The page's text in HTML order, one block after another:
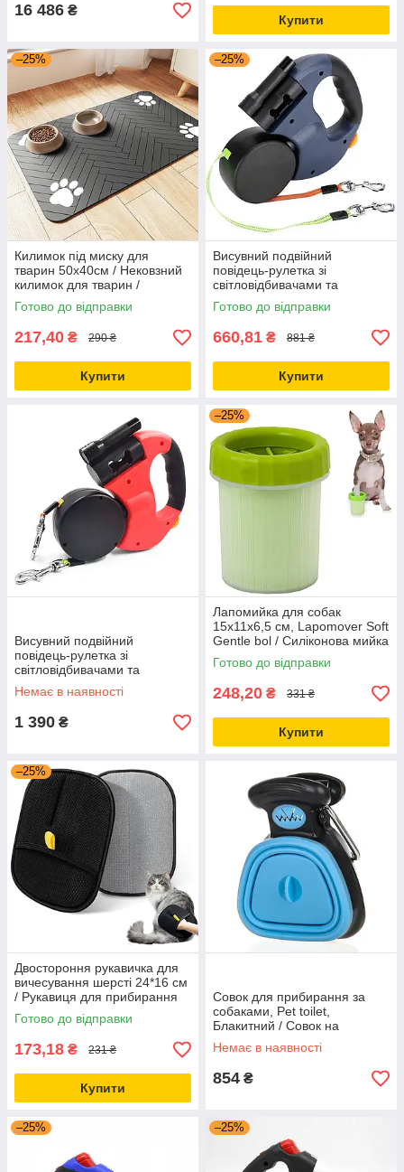
16 486 ₴
Купити
–25%
Килимок під миску для
тварин 50х40см / Нековзний
килимок для тварин /
Килимок-підставка під миски
Готово до відправки
217,40 ₴ 290 ₴
Купити
–25%
Висувний подвійний
повідець-рулетка зі
світловідбивачами та
підсвіткою, 360°, 3 м, Синій /
Повідець-рулетка для двох
Готово до відправки
660,81 ₴ 881 ₴
Купити
Висувний подвійний
повідець-рулетка зі
світловідбивачами та
підсвіткою, 360°, 3 м,
Червоний / Повідець-рулетка
Немає в наявності
1 390 ₴
–25%
Лапомийка для собак
15х11х6,5 см, Lapomover Soft
Gentle bol / Силіконова мийка
для лап / Лапомийка
силіконова
Готово до відправки
248,20 ₴ 331 ₴
Купити
–25%
Двостороння рукавичка для
вичесування шерсті 24*16 см
/ Рукавиця для прибирання
шерсті / Щітка-рукавичка для
шерсті
Готово до відправки
173,18 ₴ 231 ₴
Купити
Совок для прибирання за
собаками, Pet toilet,
Блакитний / Совок на
повідець /Совок-ковшик
Немає в наявності
854 ₴
–25% –25%